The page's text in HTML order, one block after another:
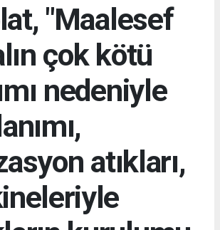
"Maalesef
çok kötü
nedeniyle
atıkları,